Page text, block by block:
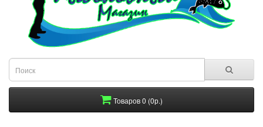
Товаров 0 (0р.)